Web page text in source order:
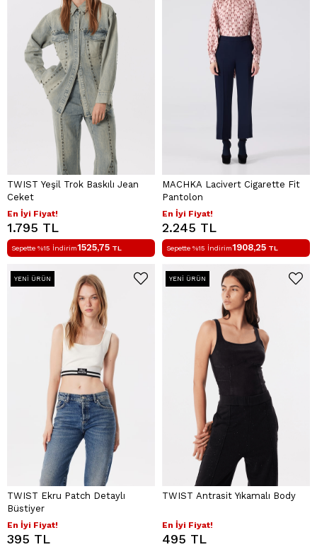
TWIST Yeşil Trok Baskılı Jean
Ceket
En İyi Fiyat!
1.795 TL
Sepette %15 İndirim1525,75 TL
MACHKA Lacivert Cigarette Fit
Pantolon
En İyi Fiyat!
2.245 TL
Sepette %15 İndirim1908,25 TL
YENI ÜRÜN
TWIST Ekru Patch Detaylı
Büstiyer
En İyi Fiyat!
395 TL
YENI ÜRÜN
TWIST Antrasit Yıkamalı Body
En İyi Fiyat!
495 TL